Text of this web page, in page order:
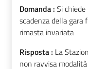
Domanda : Si
scadenza della gara
rimasta invariata
Risposta : La
non ravvisa